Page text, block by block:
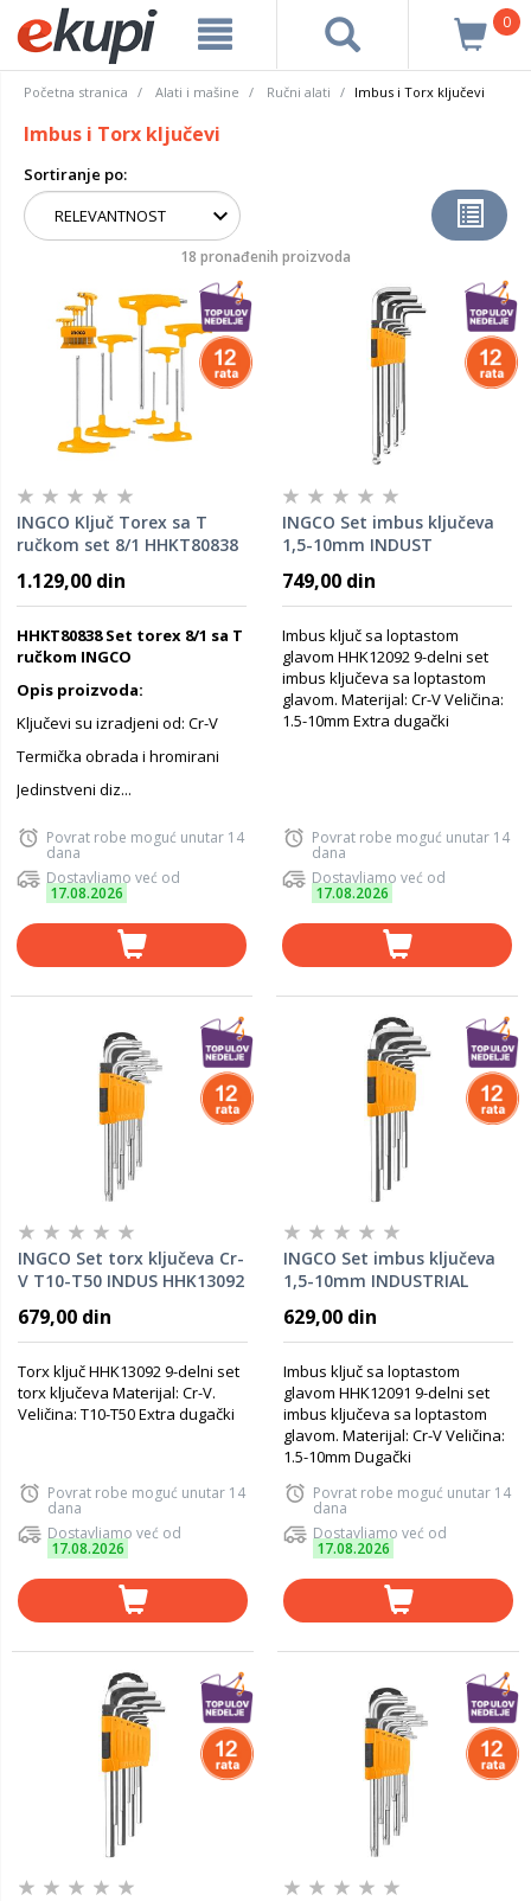
0
Početna stranica Alati i mašine Ručni alati Imbus i Torx ključevi
Imbus i Torx ključevi
Sortiranje po:
18 pronađenih proizvoda
INGCO Ključ Torex sa T
ručkom set 8/1 HHKT80838
1.129,00 din
HHKT80838 Set torex 8/1 sa T
ručkom INGCO
Opis proizvoda:
Ključevi su izradjeni od: Cr-V
Termička obrada i hromirani
Jedinstveni diz...
Povrat robe moguć unutar 14
dana
Dostavljamo već od
17.08.2026
INGCO Set imbus ključeva
1,5-10mm INDUST
749,00 din
Imbus ključ sa loptastom
glavom HHK12092 9-delni set
imbus ključeva sa loptastom
glavom. Materijal: Cr-V Veličina:
1.5-10mm Extra dugački
Povrat robe moguć unutar 14
dana
Dostavljamo već od
17.08.2026
INGCO Set torx ključeva Cr-
V T10-T50 INDUS HHK13092
679,00 din
Torx ključ HHK13092 9-delni set
torx ključeva Materijal: Cr-V.
Veličina: T10-T50 Extra dugački
Povrat robe moguć unutar 14
dana
Dostavljamo već od
17.08.2026
INGCO Set imbus ključeva
1,5-10mm INDUSTRIAL
629,00 din
Imbus ključ sa loptastom
glavom HHK12091 9-delni set
imbus ključeva sa loptastom
glavom. Materijal: Cr-V Veličina:
1.5-10mm Dugački
Povrat robe moguć unutar 14
dana
Dostavljamo već od
17.08.2026